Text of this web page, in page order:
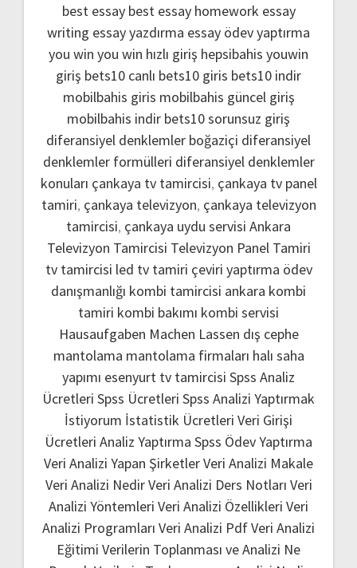
best essay best essay homework essay
writing essay yazdırma essay ödev yaptırma
you win you win hızlı giriş hepsibahis youwin
giriş bets10 canlı bets10 giris bets10 indir
mobilbahis giris mobilbahis güncel giriş
mobilbahis indir bets10 sorunsuz giriş
diferansiyel denklemler boğaziçi diferansiyel
denklemler formülleri diferansiyel denklemler
konuları çankaya tv tamircisi, çankaya tv panel
tamiri, çankaya televizyon, çankaya televizyon
tamircisi, çankaya uydu servisi Ankara
Televizyon Tamircisi Televizyon Panel Tamiri
tv tamircisi led tv tamiri çeviri yaptırma ödev
danışmanlığı kombi tamircisi ankara kombi
tamiri kombi bakımı kombi servisi
Hausaufgaben Machen Lassen dış cephe
mantolama mantolama firmaları halı saha
yapımı esenyurt tv tamircisi Spss Analiz
Ücretleri Spss Ücretleri Spss Analizi Yaptırmak
İstiyorum İstatistik Ücretleri Veri Girişi
Ücretleri Analiz Yaptırma Spss Ödev Yaptırma
Veri Analizi Yapan ŞirketlerVeri Analizi Makale
Veri Analizi NedirVeri Analizi Ders Notları Veri
Analizi Yöntemleri Veri Analizi Özellikleri Veri
Analizi Programları Veri Analizi PdfVeri Analizi
Eğitimi Verilerin Toplanması ve Analizi Ne